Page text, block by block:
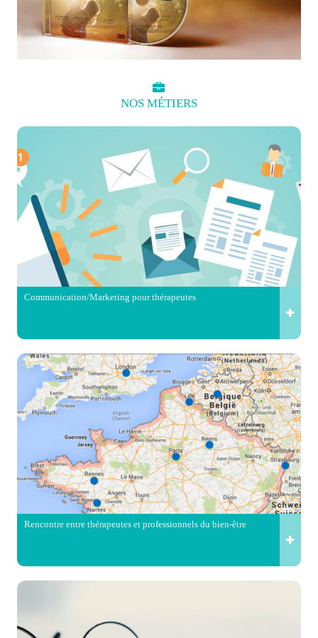
NOS MÉTIERS
Communication/Marketing pour thérapeutes
Rencontre entre thérapeutes et professionnels du bien-être